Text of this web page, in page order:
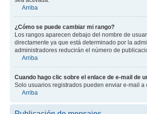
Arriba
¿Cómo se puede cambiar mi rango?
Los rangos aparecen debajo del nombre de
directamente ya que está determinado por la
administradores reducirán el número de
Arriba
Cuando hago clic sobre el enlace de e-mail de
Solo usuarios registrados pueden enviar e-mail
Arriba